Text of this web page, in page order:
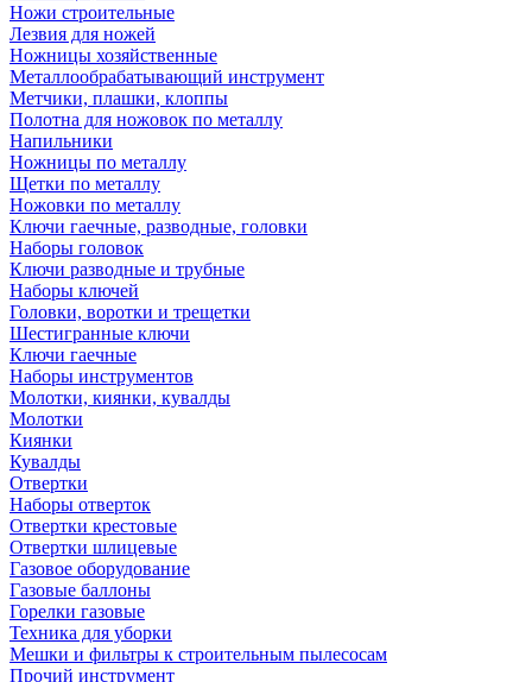
Ножи строительные
Лезвия для ножей
Ножницы хозяйственные
Металлообрабатывающий инструмент
Метчики, плашки, клоппы
Полотна для ножовок по металлу
Напильники
Ножницы по металлу
Щетки по металлу
Ножовки по металлу
Ключи гаечные, разводные, головки
Наборы головок
Ключи разводные и трубные
Наборы ключей
Головки, воротки и трещетки
Шестигранные ключи
Ключи гаечные
Наборы инструментов
Молотки, киянки, кувалды
Молотки
Киянки
Кувалды
Отвертки
Наборы отверток
Отвертки крестовые
Отвертки шлицевые
Газовое оборудование
Газовые баллоны
Горелки газовые
Техника для уборки
Мешки и фильтры к строительным пылесосам
Прочий инструмент